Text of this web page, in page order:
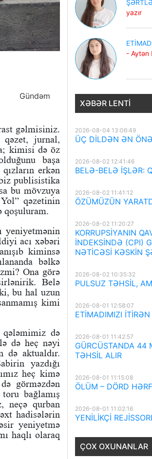
Gündəm
gəlmisiniz.
jurnal,
kimisi də öz
başa
erkən
publisistika
bu mövzuya
qəzetinin
qoşuluram.
yeniyetmənin
acı xəbəri
kiminsə
bəlkə
Ona görə
Belə
bu hal uzun
kimi
də
də heç nəyi
də aktualdır.
yazdığı
heç kimə
görməzdən
bağlamış
neçə qurban
hadisələrin
yeniyetmə
haqlı olaraq
yazır
- Aytən
XƏBƏR LENTI
2026-08-04 13:06:49
ÜÇ DİLDƏN ƏN
2026-08-02 12:41:46
BELƏ-BELƏ İŞLƏR:
2026-08-02 11:41:12
ÖZÜMÜZÜN
2026-08-02 11:20:27
KORRUPSİYANIN
İNDEKSİNDƏ (CPI)
NƏTİCƏSİ KƏSKİN
2026-08-02 10:35:32
PULSUZ TƏHSİL,
2026-08-01 12:58:07
ETİMADIMIZI
2026-08-01 11:42:57
GÜRCÜSTANDA 44
TƏHSİL ALIR
2026-08-01 11:15:08
ÖLÜM – DÖRD
2026-08-01 11:02:16
YENİLİKÇİ
ÇOX OXUNANLAR